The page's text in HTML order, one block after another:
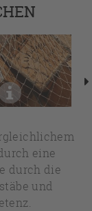
eine
durch die
und